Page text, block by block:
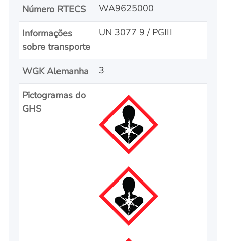
Número RTECS WA9625000
Informações
sobre transporte
UN 3077 9 / PGIII
WGK Alemanha 3
Pictogramas do
GHS